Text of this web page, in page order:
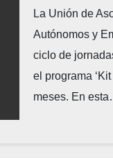
La Unión de
Autónomos y
ciclo de
el programa
meses. En